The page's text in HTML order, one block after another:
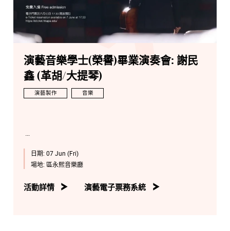
演藝音樂學士(榮譽)畢業演奏會: 謝民
鑫 (革胡/大提琴)
演藝製作 音樂
日期: 07 Jun (Fri)
場地: 區永熙音樂廳
活動詳情 演藝電子票務系統